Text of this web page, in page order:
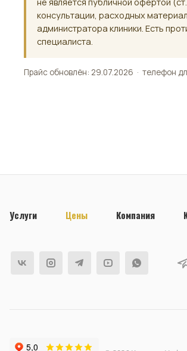
консультации, расходных
администратора клиники. Есть
специалиста.
Прайс обновлён: 29.07.2026 · телефон
Услуги Цены Компания